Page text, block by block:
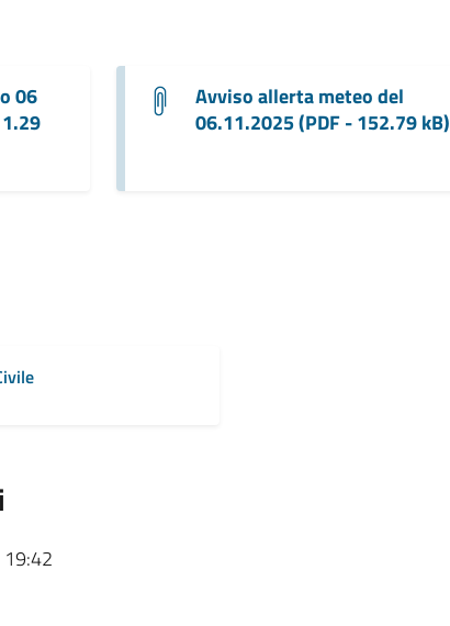
06
Avviso allerta meteo del
06.11.2025 (PDF - 152.79 kB)